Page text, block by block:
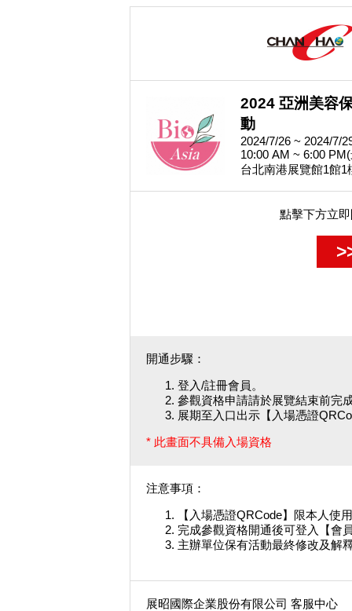
2024 亞洲美容
動
2024/7/26 ~ 2024/7/
10:00 AM ~ 6:00
台北南港展覽館1館1
點擊下方立
開通步驟：
登入/註冊會員。
參觀資格申請請於展覽結束前完
展期至入口出示【入場憑證
* 此畫面不具備入場資格
注意事項：
【入場憑證QRCode】限本人使
完成參觀資格開通後可登入【會
主辦單位保有活動最終修改及解
展昭國際企業股份有限公司 客服中心